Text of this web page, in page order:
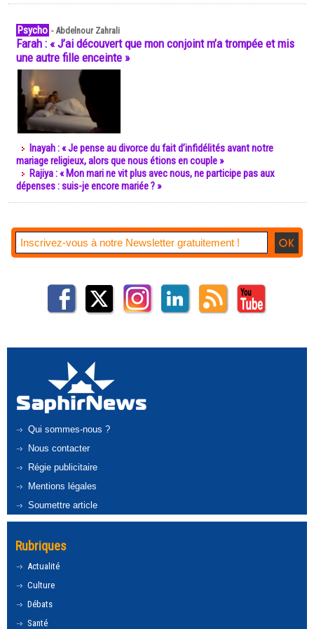
Psycho -Abdelnour Zahrali
Farah : « J’ai découvert que mon conjoint m’a trompée et mis
une autre fille enceinte »
Inayah : « Je pense au divorce du fait d’infidélités avant notre
mariage religieux, alors que nous étions en couple »
Rajiya : « Mon mari ne vit plus avec nous, ne participe pas aux
dépenses : suis-je encore mariée ? »
Qui sommes-nous ?
Nous contacter
Régie publicitaire
Mentions légales
Soumettre article
Rubriques
Actualité
Culture
Débats
Santé